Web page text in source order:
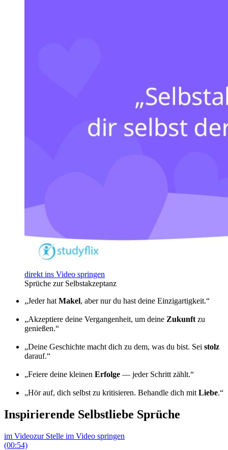
direkt ins Video springen
Sprüche zur Selbstakzeptanz
„Jeder hat Makel, aber nur du hast deine Einzigartigkeit.“
„Akzeptiere deine Vergangenheit, um deine Zukunft zu
genießen.“
„Deine Geschichte macht dich zu dem, was du bist. Sei stolz
darauf.“
„Feiere deine kleinen Erfolge — jeder Schritt zählt.“
„Hör auf, dich selbst zu kritisieren. Behandle dich mit Liebe.“
Inspirierende Selbstliebe Sprüche
im Videozur Stelle im Video springen
(00:54)